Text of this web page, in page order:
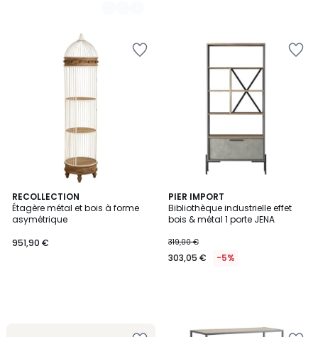
RECOLLECTION
Étagère métal et bois à forme
asymétrique
951,90 €
PIER IMPORT
Bibliothèque industrielle effet
bois & métal 1 porte JENA
319,00 €
303,05 € -5%